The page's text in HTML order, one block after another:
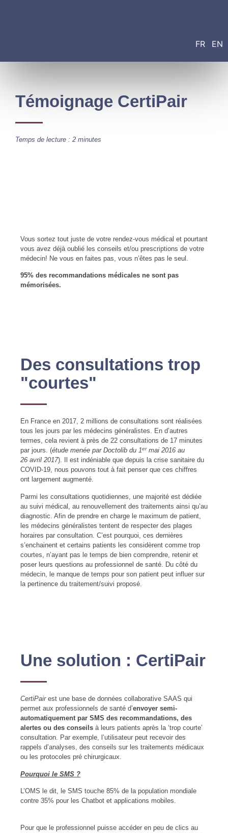
FR EN
Témoignage CertiPair
Temps de lecture : 2 minutes
Vous sortez tout juste de votre rendez-vous médical et pourtant
vous avez déjà oublié les conseils et/ou prescriptions de votre
médecin! Ne vous en faites pas, vous n’êtes pas le seul.
95% des recommandations médicales ne sont pas
mémorisées.
Des consultations trop
"courtes"
En France en 2017, 2 millions de consultations sont réalisées
tous les jours par les médecins généralistes. En d’autres
termes, cela revient à près de 22 consultations de 17 minutes
par jours. (étude menée par Doctolib du 1ermai 2016 au
26 avril 2017). Il est indéniable que depuis la crise sanitaire du
COVID-19, nous pouvons tout à fait penser que ces chiffres
ont largement augmenté.
Parmi les consultations quotidiennes, une majorité est dédiée
au suivi médical, au renouvellement des traitements ainsi qu’au
diagnostic. Afin de prendre en charge le maximum de patient,
les médecins généralistes tentent de respecter des plages
horaires par consultation. C’est pourquoi, ces dernières
s’enchainent et certains patients les considèrent comme trop
courtes, n’ayant pas le temps de bien comprendre, retenir et
poser leurs questions au professionnel de santé. Du côté du
médecin, le manque de temps pour son patient peut influer sur
la pertinence du traitement/suivi proposé.
Une solution : CertiPair
CertiPairest une base de données collaborative SAAS qui
permet aux professionnels de santé d’envoyer semi-
automatiquement par SMS des recommandations, des
alertes ou des conseils à leurs patients après la ‘trop courte’
consultation. Par exemple, l’utilisateur peut recevoir des
rappels d’analyses, des conseils sur les traitements médicaux
ou les protocoles pré chirurgicaux.
Pourquoi le SMS ?
L’OMS le dit, le SMS touche 85% de la population mondiale
contre 35% pour les Chatbot et applications mobiles.
Pour que le professionnel puisse accéder en peu de clics au